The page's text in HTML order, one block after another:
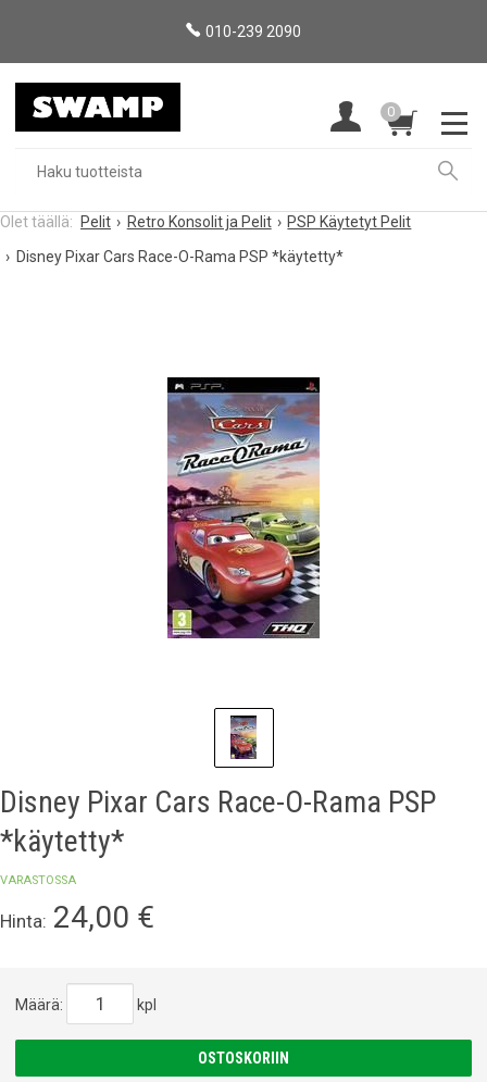
010-239 2090
0
Pelit Retro Konsolit ja Pelit
PSP Käytetyt Pelit
Disney Pixar Cars Race-O-Rama PSP *käytetty*
Disney Pixar Cars Race-O-Rama PSP
*käytetty*
VARASTOSSA
Hinta: 24,00 €
Määrä: kpl
OSTOSKORIIN